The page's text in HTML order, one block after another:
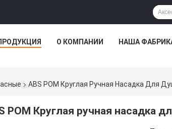
О КОМПАНИИ НАША
ABS POM Круглая Ручная Насадка Для
POM Круглая ручная насадка